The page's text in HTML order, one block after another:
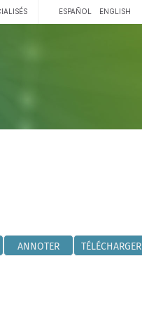
ESPAÑOL ENGLISH
ANNOTER TÉLÉCHARGER